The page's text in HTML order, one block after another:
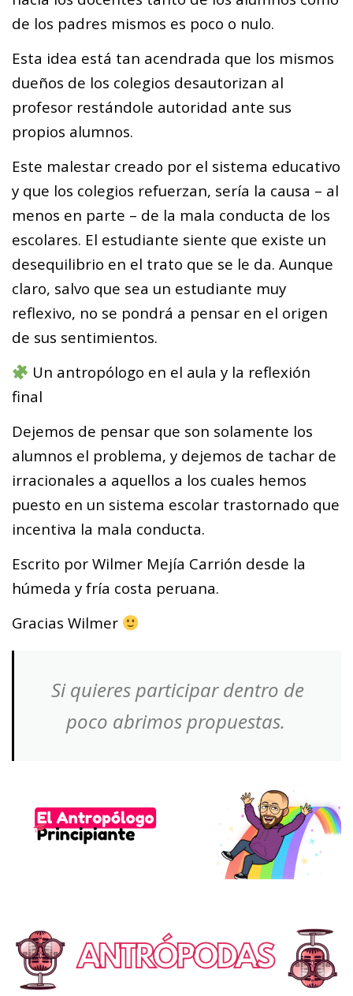
de los padres mismos es poco o nulo.
Esta idea está tan acendrada que los mismos
dueños de los colegios desautorizan al
profesor restándole autoridad ante sus
propios alumnos.
Este malestar creado por el sistema educativo
y que los colegios refuerzan, sería la causa – al
menos en parte – de la mala conducta de los
escolares. El estudiante siente que existe un
desequilibrio en el trato que se le da. Aunque
claro, salvo que sea un estudiante muy
reflexivo, no se pondrá a pensar en el origen
de sus sentimientos.
Un antropólogo en el aula y la reflexión
final
Dejemos de pensar que son solamente los
alumnos el problema, y dejemos de tachar de
irracionales a aquellos a los cuales hemos
puesto en un sistema escolar trastornado que
incentiva la mala conducta.
Escrito por Wilmer Mejía Carrión desde la
húmeda y fría costa peruana.
Gracias Wilmer
Si quieres participar dentro de
poco abrimos propuestas.